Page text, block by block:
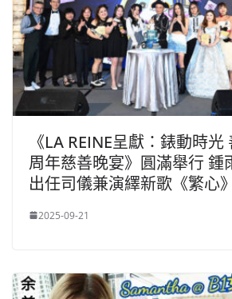
《LA REINE呈獻：錶動時
周年慈善晚宴》圓滿舉行 鍾
出任司儀兼演繹新歌《繁心》
2025-09-21